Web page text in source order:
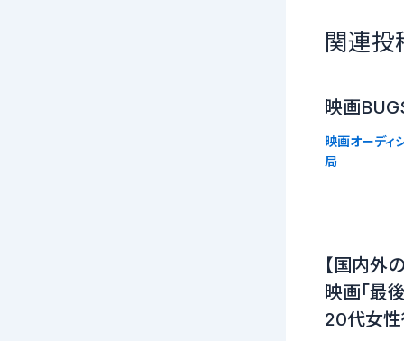
関連投
映画
映画オーディ
局
【国内外
映画「最
20代女性